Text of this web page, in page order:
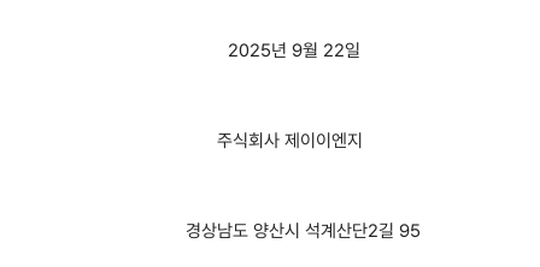
2025년 9월 22일
주식회사 제이이엔지
경상남도 양산시 석계산단2길 95